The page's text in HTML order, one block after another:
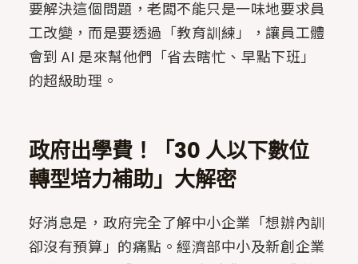
要解決這個問題，老闆不能只是一味地要求員
工改變，而是要透過「教育訓練」，讓員工體
會到 AI 是來幫他們「省去瞎忙、早點下班」
的超級助理。
政府出學費！「30 人以下數位
轉型培力補助」大解密
好消息是，政府完全了解中小企業「想辦內訓
卻沒有預算」的痛點。經濟部中小及新創企業